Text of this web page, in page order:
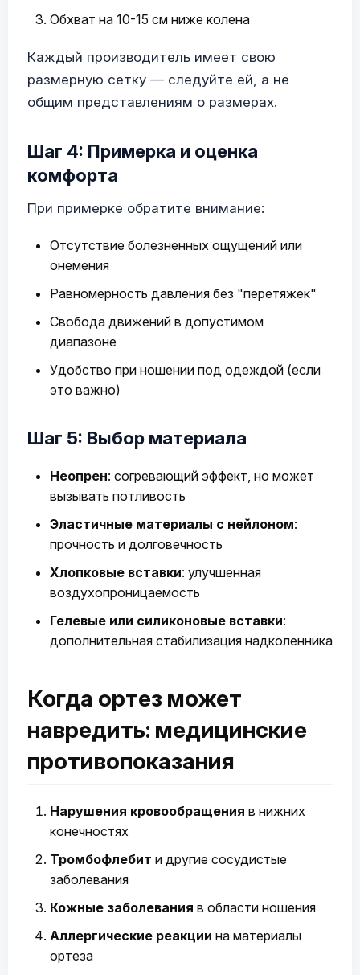
Обхват на 10-15 см ниже колена
Каждый производитель имеет свою
размерную сетку — следуйте ей, а не
общим представлениям о размерах.
Шаг 4: Примерка и оценка
комфорта
При примерке обратите внимание:
Отсутствие болезненных ощущений или
онемения
Равномерность давления без "перетяжек"
Свобода движений в допустимом
диапазоне
Удобство при ношении под одеждой (если
это важно)
Шаг 5: Выбор материала
Неопрен: согревающий эффект, но может
вызывать потливость
Эластичные материалы с нейлоном:
прочность и долговечность
Хлопковые вставки: улучшенная
воздухопроницаемость
Гелевые или силиконовые вставки:
дополнительная стабилизация надколенника
Когда ортез может
навредить: медицинские
противопоказания
Нарушения кровообращения в нижних
конечностях
Тромбофлебит и другие сосудистые
заболевания
Кожные заболевания в области ношения
Аллергические реакции на материалы
ортеза